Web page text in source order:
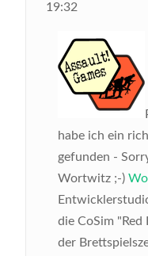
19:32
habe ich ein
gefunden -
Wortwitz ;-)
die CoSim
der